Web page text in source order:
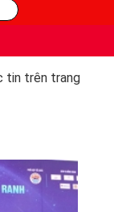
tin trên trang